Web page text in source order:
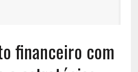
financeiro com